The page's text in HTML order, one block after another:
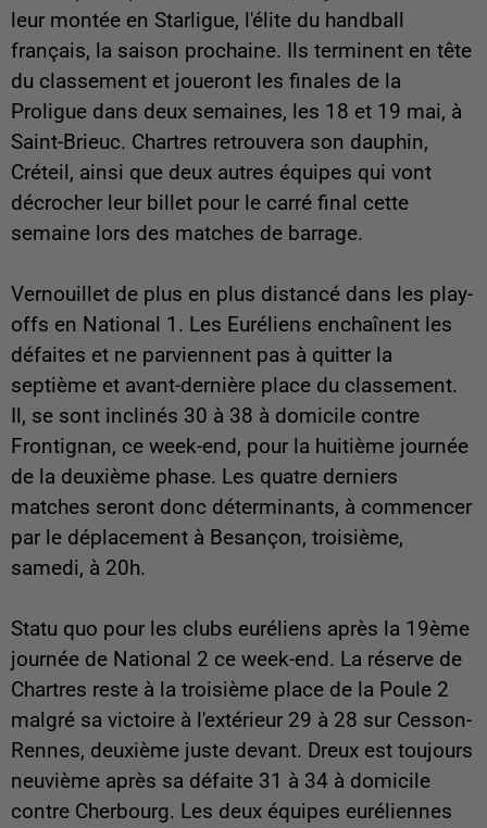
leur montée en Starligue, l'élite du handball
français, la saison prochaine. Ils terminent en tête
du classement et joueront les finales de la
Proligue dans deux semaines, les 18 et 19 mai, à
Saint-Brieuc. Chartres retrouvera son dauphin,
Créteil, ainsi que deux autres équipes qui vont
décrocher leur billet pour le carré final cette
semaine lors des matches de barrage.
Vernouillet de plus en plus distancé dans les play-
offs en National 1. Les Euréliens enchaînent les
défaites et ne parviennent pas à quitter la
septième et avant-dernière place du classement.
Il, se sont inclinés 30 à 38 à domicile contre
Frontignan, ce week-end, pour la huitième journée
de la deuxième phase. Les quatre derniers
matches seront donc déterminants, à commencer
par le déplacement à Besançon, troisième,
samedi, à 20h.
Statu quo pour les clubs euréliens après la 19ème
journée de National 2 ce week-end. La réserve de
Chartres reste à la troisième place de la Poule 2
malgré sa victoire à l'extérieur 29 à 28 sur Cesson-
Rennes, deuxième juste devant. Dreux est toujours
neuvième après sa défaite 31 à 34 à domicile
contre Cherbourg. Les deux équipes euréliennes